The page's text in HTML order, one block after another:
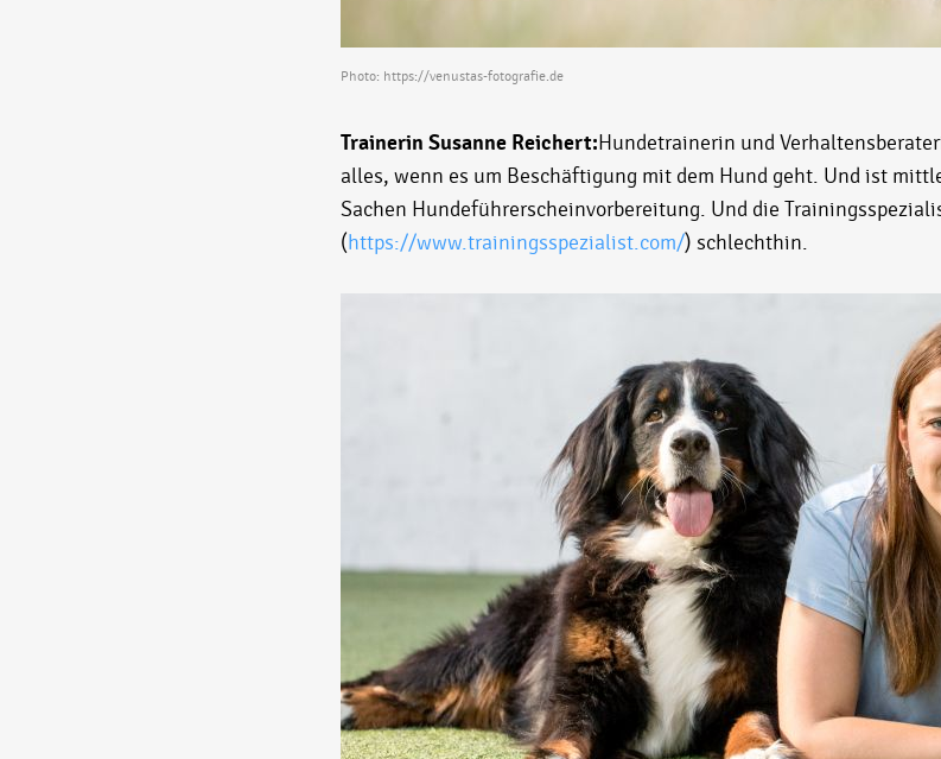
Photo: https://venustas-fotografie.de
Trainerin Susanne Reichert:Hundetrainerin und
alles, wenn es um Beschäftigung mit dem Hund geht. Und ist
Sachen Hundeführerscheinvorbereitung. Und die
(https://www.trainingsspezialist.com/) schlechthin.